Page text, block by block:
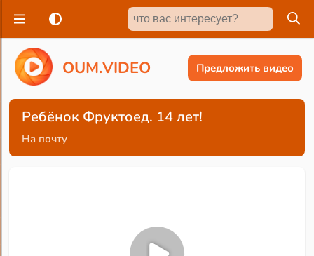
OUM.VIDEO Предложить видео
Ребёнок Фруктоед. 14 лет!
На почту